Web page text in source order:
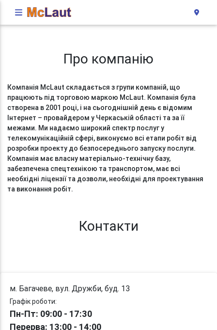
Про компанію
Компанія McLaut складається з групи компаній, що
працюють під торговою маркою McLaut. Компанія була
створена в 2001 році, і на сьогоднішній день є відомим
Інтернет – провайдером у Черкаській області та за її
межами. Ми надаємо широкий спектр послуг у
телекомунікаційній сфері, виконуємо всі етапи робіт від
розробки проекту до безпосереднього запуску послуги.
Компанія має власну матеріально-технічну базу,
забезпечена спецтехнікою та транспортом, має всі
необхідні ліцензії та дозволи, необхідні для проектування
та виконання робіт.
Контакти
м. Багачеве, вул. Дружби, буд. 13
Графік роботи:
Пн-Пт: 09:00 - 17:30
Перерва: 13:00 - 14:00